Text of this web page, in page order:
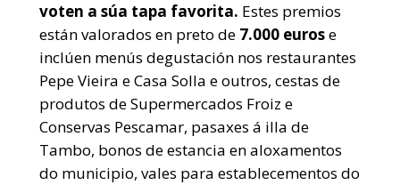
voten a súa tapa favorita. Estes premios
están valorados en preto de 7.000 eurose
inclúen menús degustación nos restaurantes
Pepe Vieira e Casa Solla e outros, cestas de
produtos de Supermercados Froiz e
Conservas Pescamar, pasaxes á illa de
Tambo, bonos de estancia en aloxamentos
do municipio, vales para establecementos do